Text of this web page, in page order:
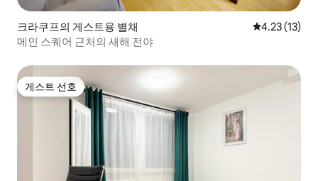
크라쿠프의 게스트용 별채 평점 4.23점
4.23 (13)
메인 스퀘어 근처의 새해 전야
게스트 선호
게스트 선호